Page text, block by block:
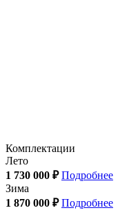
Комплектации
Лето
1 730 000 ₽ Подробнее
Зима
1 870 000 ₽ Подробнее